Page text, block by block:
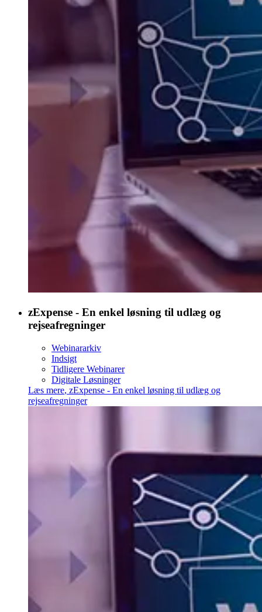
zExpense - En enkel løsning til udlæg og
rejseafregninger
Webinararkiv
Indsigt
Tidligere Webinarer
Digitale Løsninger
Læs mere, zExpense - En enkel løsning til udlæg og
rejseafregninger